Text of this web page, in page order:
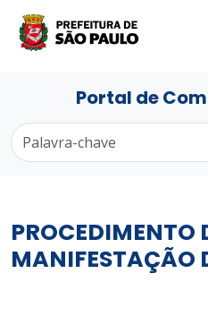
Portal de
PROCEDIMENTO
MANIFESTAÇÃO